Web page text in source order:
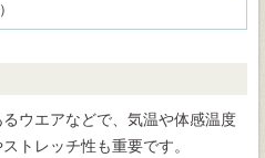
ウエアなどで、気温や体感温度
トレッチ性も重要です。